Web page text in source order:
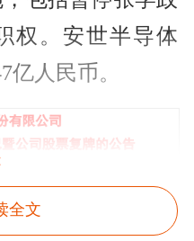
权。安世半导体
亿人民币。
全文